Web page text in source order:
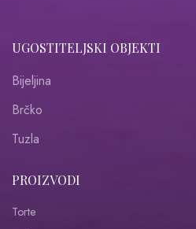
UGOSTITELJSKI OBJEKTI
Bijeljina
Brčko
Tuzla
PROIZVODI
Torte